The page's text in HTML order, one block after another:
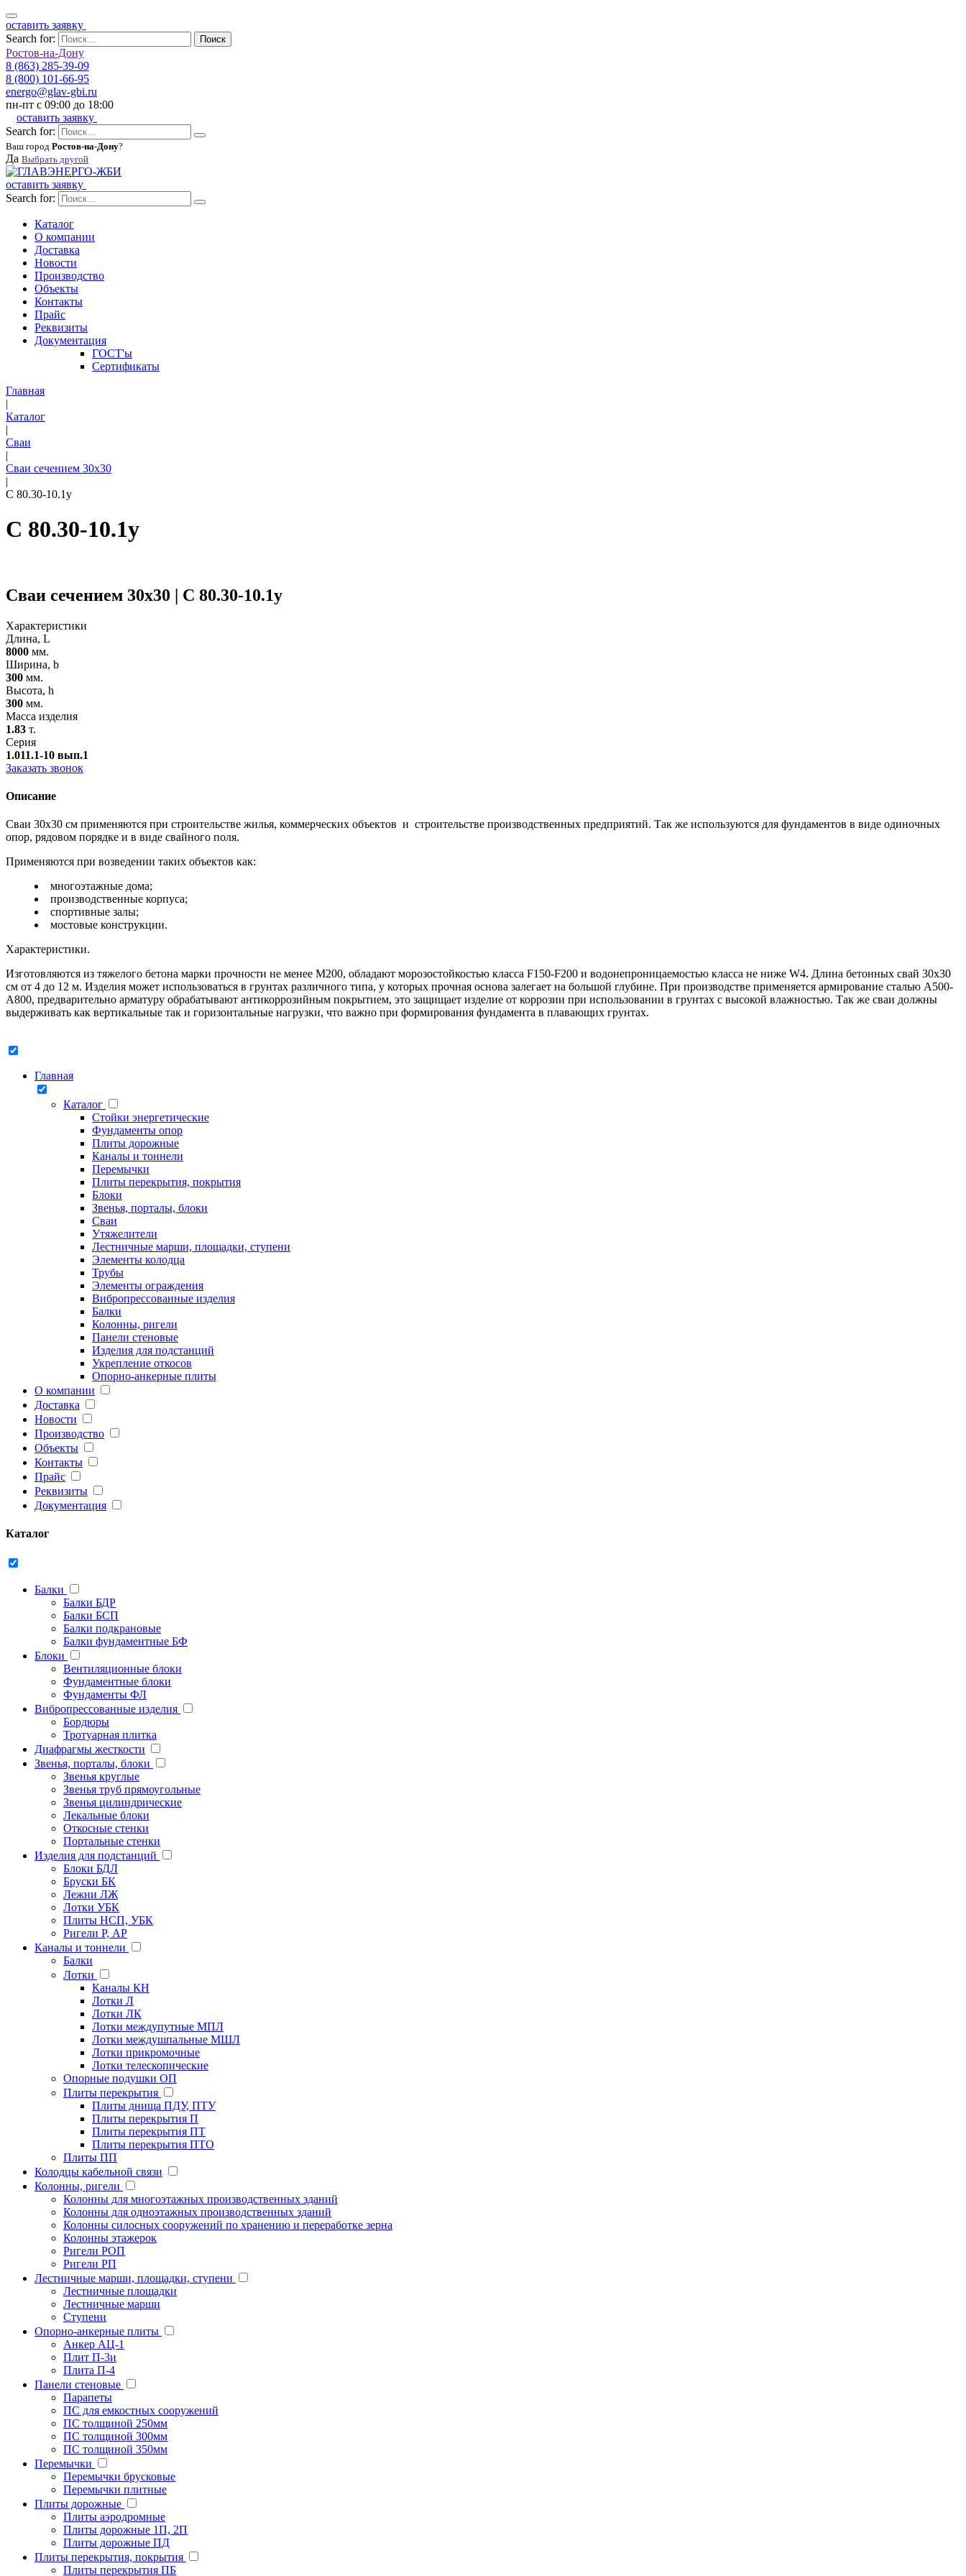
оставить заявку
Search for:
Поиск
Ростов-на-Дону
8 (863) 285-39-09
8 (800) 101-66-95
energo@glav-gbi.ru
пн-пт с 09:00 до 18:00
оставить заявку
Search for:
Ваш город Ростов-на-Дону?
Да Выбрать другой
оставить заявку
Search for:
Каталог
О компании
Доставка
Новости
Производство
Объекты
Контакты
Прайс
Реквизиты
Документация
ГОСТ'ы
Сертификаты
Главная
|
Каталог
|
Сваи
|
Сваи сечением 30х30
|
С 80.30-10.1у
С 80.30-10.1у
Сваи сечением 30х30 | С 80.30-10.1у
Характеристики
Длина, L
8000 мм.
Ширина, b
300 мм.
Высота, h
300 мм.
Масса изделия
1.83 т.
Серия
1.011.1-10 вып.1
Заказать звонок
Описание
Сваи 30х30 см применяются при строительстве жилья, коммерческих объектов и строительстве производственных предприятий. Так же используются для фундаментов в виде одиночных
опор, рядовом порядке и в виде свайного поля.
Применяются при возведении таких объектов как:
многоэтажные дома;
производственные корпуса;
спортивные залы;
мостовые конструкции.
Характеристики.
Изготовляются из тяжелого бетона марки прочности не менее М200, обладают морозостойкостью класса F150-F200 и водонепроницаемостью класса не ниже W4. Длина бетонных свай 30х30
см от 4 до 12 м. Изделия может использоваться в грунтах различного типа, у которых прочная основа залегает на большой глубине. При производстве применяется армирование сталью А500-
А800, предварительно арматуру обрабатывают антикоррозийным покрытием, это защищает изделие от коррозии при использовании в грунтах с высокой влажностью. Так же сваи должны
выдерживать как вертикальные так и горизонтальные нагрузки, что важно при формирования фундамента в плавающих грунтах.
Главная
Каталог
Стойки энергетические
Фундаменты опор
Плиты дорожные
Каналы и тоннели
Перемычки
Плиты перекрытия, покрытия
Блоки
Звенья, порталы, блоки
Сваи
Утяжелители
Лестничные марши, площадки, ступени
Элементы колодца
Трубы
Элементы ограждения
Вибропрессованные изделия
Балки
Колонны, ригели
Панели стеновые
Изделия для подстанций
Укрепление откосов
Опорно-анкерные плиты
О компании
Доставка
Новости
Производство
Объекты
Контакты
Прайс
Реквизиты
Документация
Каталог
Балки
Балки БДР
Балки БСП
Балки подкрановые
Балки фундаментные БФ
Блоки
Вентиляционные блоки
Фундаментные блоки
Фундаменты ФЛ
Вибропрессованные изделия
Бордюры
Тротуарная плитка
Диафрагмы жесткости
Звенья, порталы, блоки
Звенья круглые
Звенья труб прямоугольные
Звенья цилиндрические
Лекальные блоки
Откосные стенки
Портальные стенки
Изделия для подстанций
Блоки БДЛ
Бруски БК
Лежни ЛЖ
Лотки УБК
Плиты НСП, УБК
Ригели Р, АР
Каналы и тоннели
Балки
Лотки
Каналы КН
Лотки Л
Лотки ЛК
Лотки междупутные МПЛ
Лотки междушпальные МШЛ
Лотки прикромочные
Лотки телескопические
Опорные подушки ОП
Плиты перекрытия
Плиты днища ПДУ, ПТУ
Плиты перекрытия П
Плиты перекрытия ПТ
Плиты перекрытия ПТО
Плиты ПП
Колодцы кабельной связи
Колонны, ригели
Колонны для многоэтажных производственных зданий
Колонны для одноэтажных производственных зданий
Колонны силосных сооружений по хранению и переработке зерна
Колонны этажерок
Ригели РОП
Ригели РП
Лестничные марши, площадки, ступени
Лестничные площадки
Лестничные марши
Ступени
Опорно-анкерные плиты
Анкер АЦ-1
Плит П-3и
Плита П-4
Панели стеновые
Парапеты
ПС для емкостных сооружений
ПС толщиной 250мм
ПС толщиной 300мм
ПС толщиной 350мм
Перемычки
Перемычки брусковые
Перемычки плитные
Плиты дорожные
Плиты аэродромные
Плиты дорожные 1П, 2П
Плиты дорожные ПД
Плиты перекрытия, покрытия
Плиты перекрытия ПБ